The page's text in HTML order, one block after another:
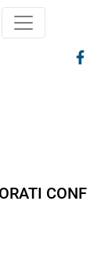
CONF